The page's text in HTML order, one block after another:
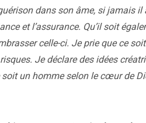
dans son âme, si jamais
et l’assurance. Qu’il soit
celle-ci. Je prie que ce
Je déclare des idées
un homme selon le cœur de